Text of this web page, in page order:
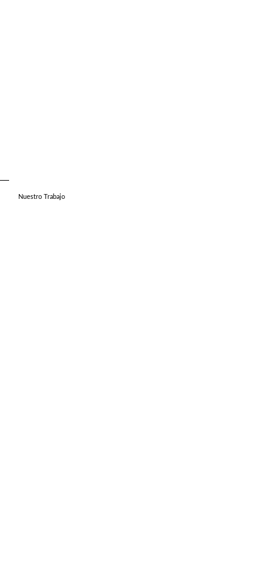
Nuestro Trabajo